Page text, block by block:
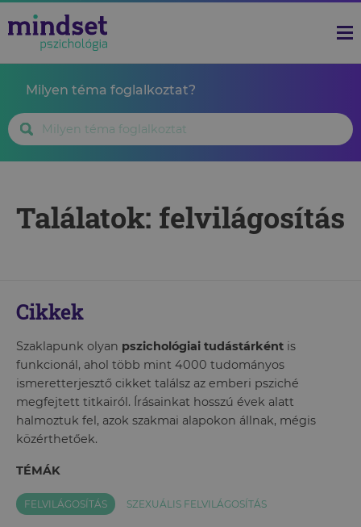
Milyen téma foglalkoztat?
Találatok: felvilágosítás
Cikkek
Szaklapunk olyan pszichológiai tudástárként is
funkcionál, ahol több mint 4000 tudományos
ismeretterjesztő cikket találsz az emberi psziché
megfejtett titkairól. Írásainkat hosszú évek alatt
halmoztuk fel, azok szakmai alapokon állnak, mégis
közérthetőek.
TÉMÁK
FELVILÁGOSÍTÁS SZEXUÁLIS FELVILÁGOSÍTÁS